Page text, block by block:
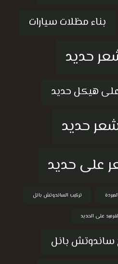
بناء مظلات سيارات
حديد
هيكل حديد
حديد
على حديد
تركيب الساندوتش بانل
على الحديد
ساندوتش بانل